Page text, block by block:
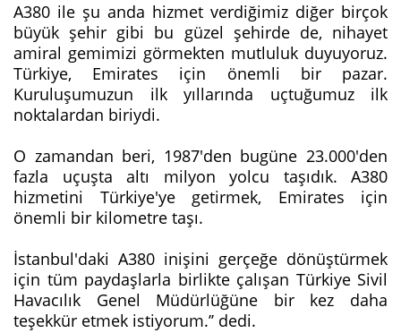
A380 ile şu anda hizmet verdiğimiz diğer birçok
büyük şehir gibi bu güzel şehirde de, nihayet
amiral gemimizi görmekten mutluluk duyuyoruz.
Türkiye, Emirates için önemli bir pazar.
Kuruluşumuzun ilk yıllarında uçtuğumuz ilk
noktalardan biriydi.
O zamandan beri, 1987'den bugüne 23.000'den
fazla uçuşta altı milyon yolcu taşıdık. A380
hizmetini Türkiye'ye getirmek, Emirates için
önemli bir kilometre taşı.
İstanbul'daki A380 inişini gerçeğe dönüştürmek
için tüm paydaşlarla birlikte çalışan Türkiye Sivil
Havacılık Genel Müdürlüğüne bir kez daha
teşekkür etmek istiyorum.’’ dedi.